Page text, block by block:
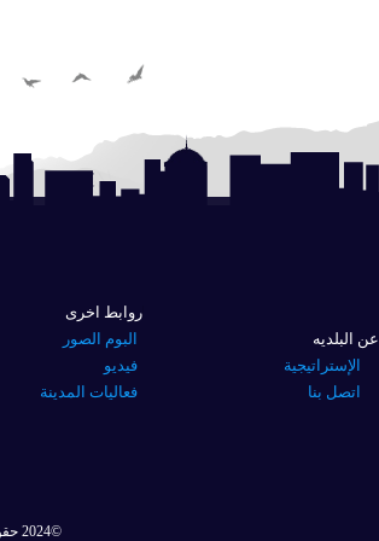
عن البلديه
الإستراتيجية
اتصل بنا
روابط اخرى
البوم الصور
فيديو
فعاليات المدينة
©2024 حقوق النشر محفوظة لــ بلدية نابلس